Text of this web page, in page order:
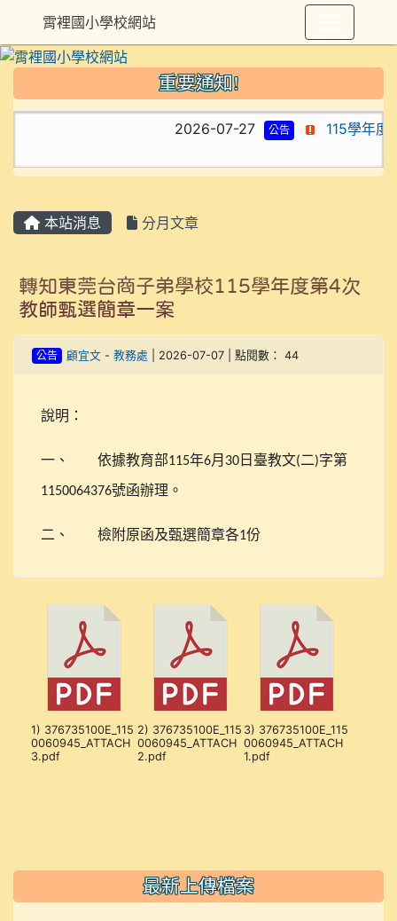
重要通知!
2026-07-27 公告 115學年度
本站消息 分月文章
轉知東莞台商子弟學校115學年度第4次
教師甄選簡章一案
公告 顧宜文- 教務處 | 2026-07-07 | 點閱數： 44
說明：
一、 依據教育部115年6月 30 日臺教文(二)字第
1150064376號函辦理。
二、 檢附原函及甄選簡章各1份
1) 376735100E_115
0060945_ATTACH
3.pdf
2) 376735100E_115
0060945_ATTACH
2.pdf
3) 376735100E_115
0060945_ATTACH
1.pdf
最新上傳檔案
霄裡國小學校網站